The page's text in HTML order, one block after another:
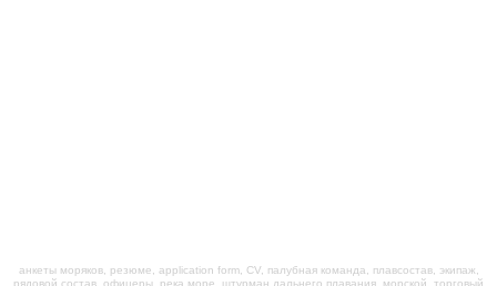
анкеты моряков, резюме, application form, CV, палубная команда, плавсостав, экипаж,
рядовой состав, офицеры, река море, штурман дальнего плавания, морской, торговый